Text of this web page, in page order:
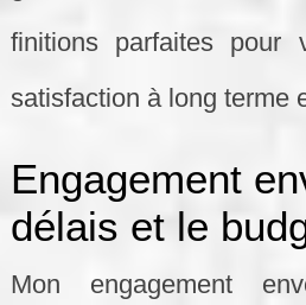
finitions parfaites pour
satisfaction à long terme
Engagement
délais et le
Mon engagement